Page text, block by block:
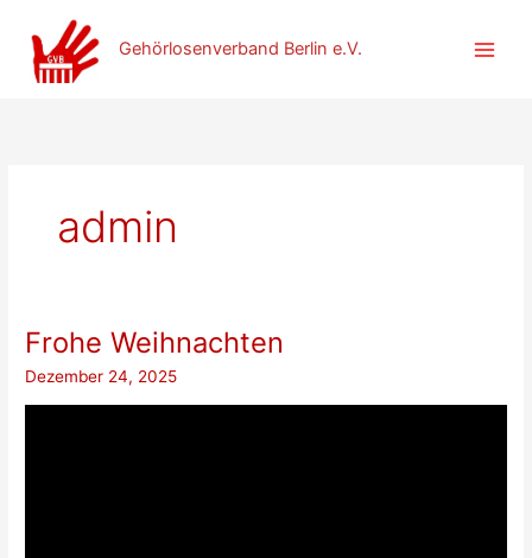
Inhalt
springen
Gehörlosenverband Berlin e.V.
admin
Frohe Weihnachten
Dezember 24, 2025